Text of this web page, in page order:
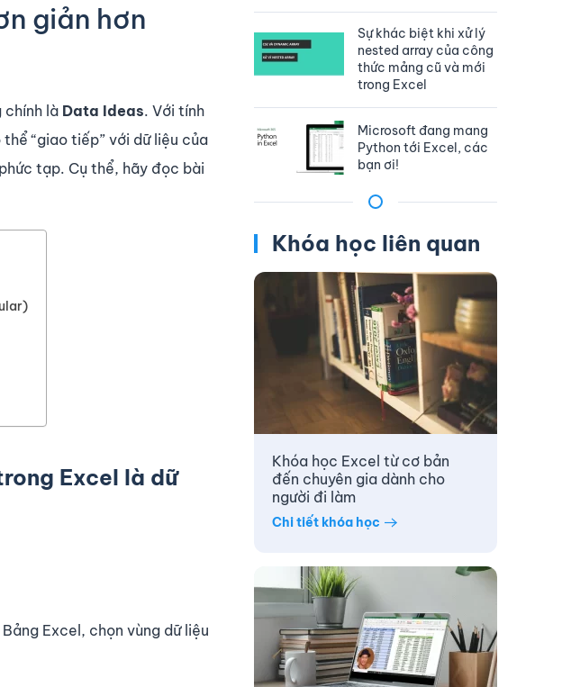
giản hơn
chính là Data Ideas. Với tính
“giao tiếp” với dữ liệu của
tạp. Cụ thể, hãy đọc bài
Excel là dữ
Excel, chọn vùng dữ liệu
Sự khác biệt khi xử lý
nested array của công
thức mảng cũ và mới
trong Excel
Microsoft đang mang
Python tới Excel, các
bạn ơi!
Khóa học liên quan
Khóa học Excel từ cơ bản
đến chuyên gia dành cho
người đi làm
Chi tiết khóa học